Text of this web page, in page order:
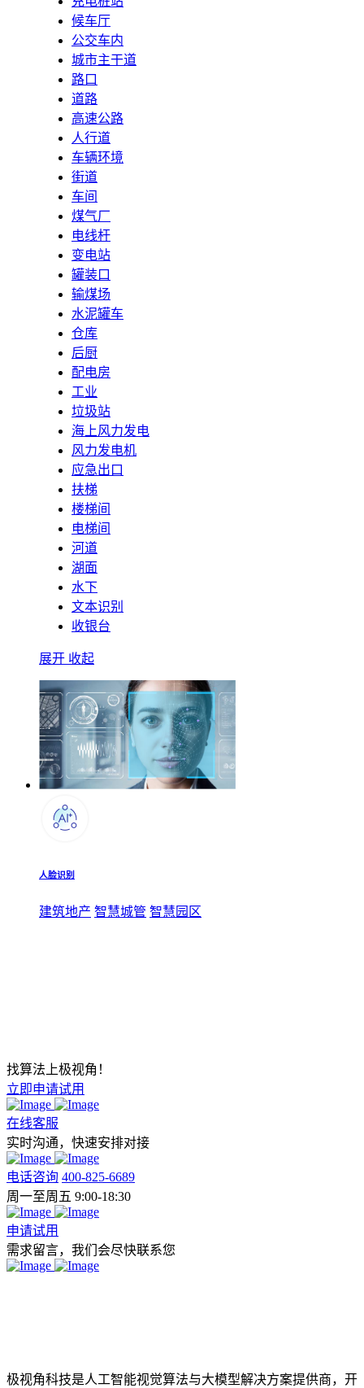
候车厅
公交车内
城市主干道
路口
道路
高速公路
人行道
车辆环境
街道
车间
煤气厂
电线杆
变电站
罐装口
输煤场
水泥罐车
仓库
后厨
配电房
工业
垃圾站
海上风力发电
风力发电机
应急出口
扶梯
楼梯间
电梯间
河道
湖面
水下
文本识别
收银台
展开 收起
人脸识别
建筑地产 智慧城管 智慧园区
找算法上极视角！
立即申请试用
在线客服
实时沟通，快速安排对接
电话咨询 400-825-6689
周一至周五 9:00-18:30
申请试用
需求留言，我们会尽快联系您
极视角科技是人工智能视觉算法与大模型解决方案提供商，开